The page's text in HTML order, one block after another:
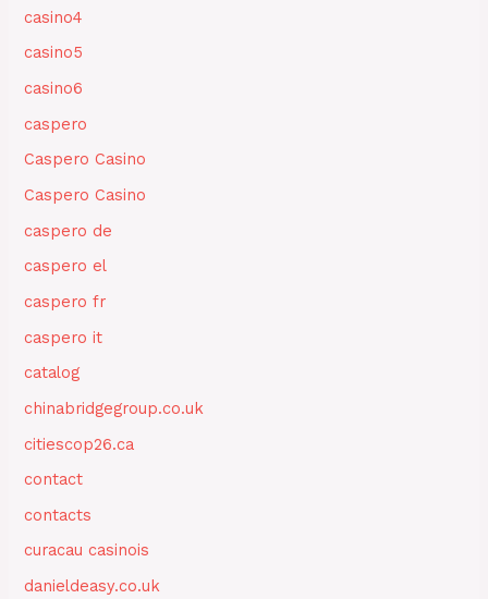
casino4
casino5
casino6
caspero
Caspero Casino
Caspero Casino
caspero de
caspero el
caspero fr
caspero it
catalog
chinabridgegroup.co.uk
citiescop26.ca
contact
contacts
curacau casinois
danieldeasy.co.uk